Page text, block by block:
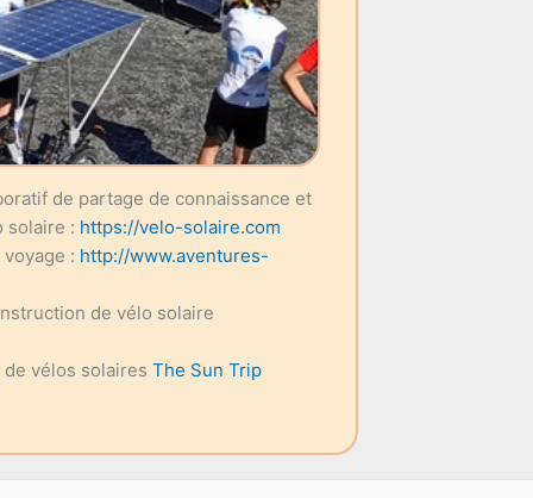
de partage de connaissance et
solaire : https://velo-solaire.com
: http://www.aventures-
de vélo solaire
vélos solaires The Sun Trip